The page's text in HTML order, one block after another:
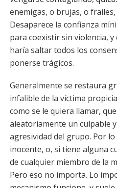
enemigas, o brujas, o
Desaparece la confianza
para coexistir sin violencia,
haría saltar todos los
ponerse trágicos.
Generalmente se restaura
infalible de la víctima
como se le quiera llamar,
aleatoriamente un culpable
agresividad del grupo. Por
inocente, o, si tiene alguna
de cualquier miembro de la
Pero eso no importa. Lo